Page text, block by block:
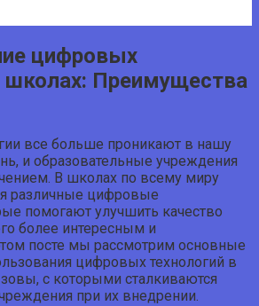
цифровых
школах: Преимущества
все больше проникают в нашу
и образовательные учреждения
В школах по всему миру
различные цифровые
помогают улучшить качество
более интересным и
посте мы рассмотрим основные
цифровых технологий в
с которыми сталкиваются
при их внедрении.